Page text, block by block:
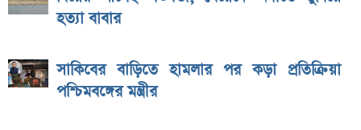
হত্যা বাবার
সাকিবের বাড়িতে হামলার পর কড়া প্রতিক্রিয়া
পশ্চিমবঙ্গের মন্ত্রীর